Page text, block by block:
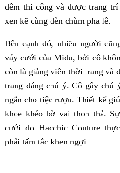
đêm thi công và được trang
xen kẽ cùng đèn chùm pha lê.
Bên cạnh đó, nhiều người
váy cưới của Midu, bởi cô
còn là giảng viên thời trang và
trang đáng chú ý. Cô gây chú
ngắn cho tiệc rượu. Thiết kế
khoe khéo bờ vai thon thả.
cưới do Hacchic Couture
phải tấm tắc khen ngợi.